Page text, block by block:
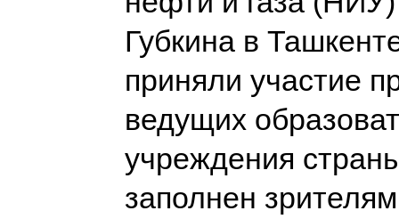
Губкина в
приняли участие
ведущих
учреждения
заполнен